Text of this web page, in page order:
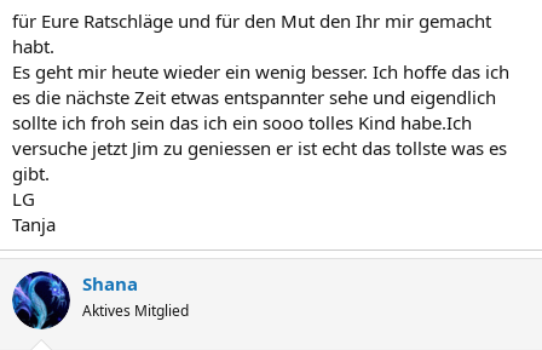
für Eure Ratschläge und für den Mut den Ihr mir gemacht
habt.
Es geht mir heute wieder ein wenig besser. Ich hoffe das ich
es die nächste Zeit etwas entspannter sehe und eigendlich
sollte ich froh sein das ich ein sooo tolles Kind habe.Ich
versuche jetzt Jim zu geniessen er ist echt das tollste was es
gibt.
LG
Tanja
Shana
Aktives Mitglied